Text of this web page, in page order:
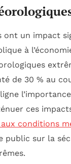
ont un impact
à
de 30 % au
ces
conditions
public sur la